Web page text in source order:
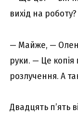
вихід на роботу?
— Майже, —
руки. — Це
розлучення. А
Двадцять п’ять